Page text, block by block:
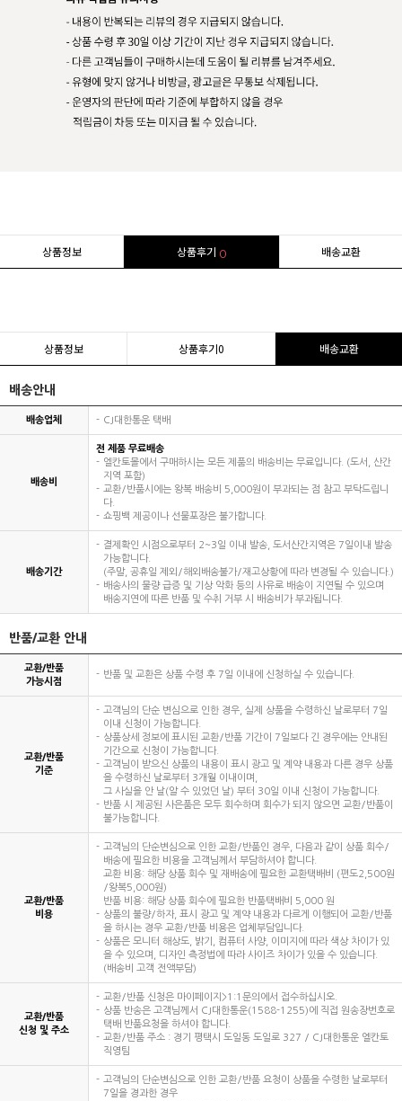
상품정보 상품후기 0 배송교환
상품정보 상품후기0 배송교환
배송안내
배송업체 CJ대한통운 택배
배송비
전 제품 무료배송
엘칸토몰에서 구매하시는 모든 제품의 배송비는 무료입니다. (도서, 산간
지역 포함)
교환/반품시에는 왕복 배송비 5,000원이 부과되는 점 참고 부탁드립니
다.
쇼핑백 제공이나 선물포장은 불가합니다.
배송기간
결제확인 시점으로부터 2~3일 이내 발송, 도서산간지역은 7일이내 발송
가능합니다.
(주말, 공휴일 제외/해외배송불가/재고상황에 따라 변경될 수 있습니다.)
배송사의 물량 급증 및 기상 악화 등의 사유로 배송이 지연될 수 있으며
배송지연에 따른 반품 및 수취 거부 시 배송비가 부과됩니다.
반품/교환 안내
교환/반품
가능시점
반품 및 교환은 상품 수령 후 7일 이내에 신청하실 수 있습니다.
교환/반품
기준
고객님의 단순 변심으로 인한 경우, 실제 상품을 수령하신 날로부터 7일
이내 신청이 가능합니다.
상품상세 정보에 표시된 교환/반품 기간이 7일보다 긴 경우에는 안내된
기간으로 신청이 가능합니다.
고객님이 받으신 상품의 내용이 표시 광고 및 계약 내용과 다른 경우 상품
을 수령하신 날로부터 3개월 이내이며,
그 사실을 안 날(알 수 있었던 날) 부터 30일 이내 신청이 가능합니다.
반품 시 제공된 사은품은 모두 회수하며 회수가 되지 않으면 교환/반품이
불가능합니다.
교환/반품
비용
고객님의 단순변심으로 인한 교환/반품인 경우, 다음과 같이 상품 회수/
배송에 필요한 비용을 고객님께서 부담하셔야 합니다.
교환 비용: 해당 상품 회수 및 재배송에 필요한 교환택배비 (편도2,500원
/왕복5,000원)
반품 비용: 해당 상품 회수에 필요한 반품택배비 5,000 원
상품의 불량/하자, 표시 광고 및 계약 내용과 다르게 이행되어 교환/반품
을 하시는 경우 교환/반품 비용은 업체부담입니다.
상품은 모니터 해상도, 밝기, 컴퓨터 사양, 이미지에 따라 색상 차이가 있
을 수 있으며, 디자인 측정법에 따라 사이즈 차이가 있을 수 있습니다.
(배송비 고객 전액부담)
교환/반품
신청 및 주소
교환/반품 신청은 마이페이지>1:1문의에서 접수하십시오.
상품 반송은 고객님께서 CJ대한통운(1588-1255)에 직접 원송장번호로
택배 반품요청을 하셔야 합니다.
교환/반품 주소 : 경기 평택시 도일동 도일로 327 / CJ대한통운 엘칸토
직영팀
고객님의 단순변심으로 인한 교환/반품 요청이 상품을 수령한 날로부터
7일을 경과한 경우